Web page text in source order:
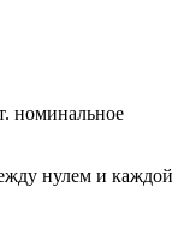
номинальное
нулем и каждой